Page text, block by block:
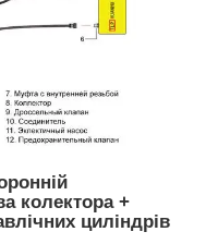
колектора +
циліндрів